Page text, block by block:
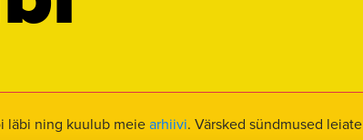
läbi ning kuulub meiearhiivi. Värsked sündmused leiate